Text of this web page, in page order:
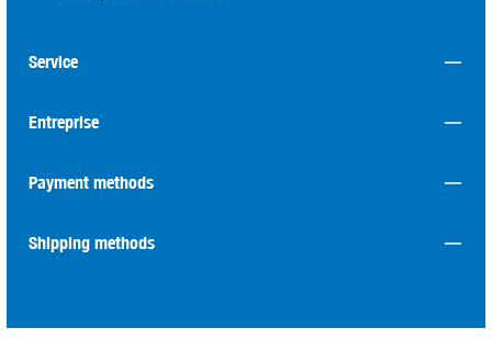
Service
Entreprise
Payment methods
Shipping methods